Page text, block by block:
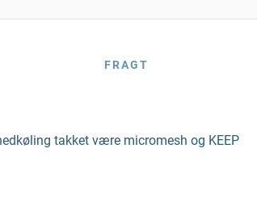
FRAGT
takket være micromesh og KEEP